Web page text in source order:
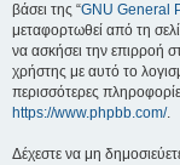
βάσει της “GNU General
μεταφορτωθεί από τη
να ασκήσει την επιρροή
χρήστης με αυτό το
περισσότερες
https://www.phpbb.com/.
Δέχεστε να μη